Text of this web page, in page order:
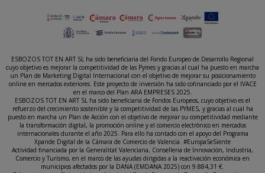
ESBOZOS TOT EN ART SL ha sido beneficiaria del Fondo Europeo de Desarrollo Regional
cuyo objetivo es mejorar la competitividad de las Pymes y gracias al cual ha puesto en marcha
un Plan de Marketing Digital Internacional con el objetivo de mejorar su posicionamiento
online en mercados exteriores. Este proyecto de inversión ha sido cofinanciado por el IVACE
en el marco del Plan ARA EMPRESES 2025.
ESBOZOS TOT EN ART SL ha sido beneficiaria de Fondos Europeos, cuyo objetivo es el
refuerzo del crecimiento sostenible y la competitividad de las PYMES, y gracias al cual ha
puesto en marcha un Plan de Acción con el objetivo de mejorar su competitividad mediante
la transformación digital, la promoción online y el comercio electrónico en mercados
internacionales durante el año 2025. Para ello ha contado con el apoyo del Programa
Xpande Digital de la Cámara de Comercio de Valencia. #EuropaSeSiente
Actividad financiada por la Generalitat Valenciana, Conselleria de Innovación, Industria,
Comercio y Turismo, en el marco de las ayudas dirigidas a la reactivación económica en
municipios afectados por la DANA (EMDANA 2025) con 9.884,31 €.